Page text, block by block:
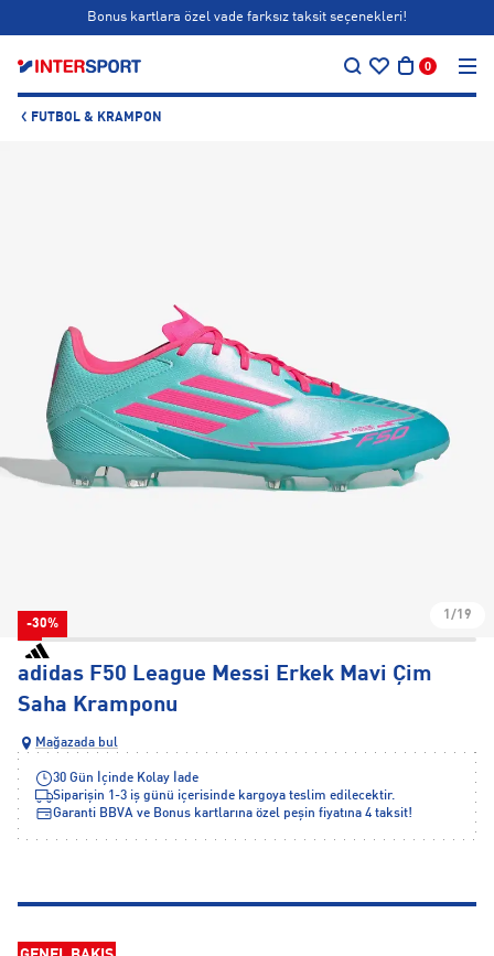
Bonus kartlara özel vade farksız taksit seçenekleri!
0
FUTBOL & KRAMPON
-30%
1/19
adidas F50 League Messi Erkek Mavi Çim
Saha Kramponu
Mağazada bul
30 Gün İçinde Kolay İade
Siparişin 1-3 iş günü içerisinde kargoya teslim edilecektir.
Garanti BBVA ve Bonus kartlarına özel peşin fiyatına 4 taksit!